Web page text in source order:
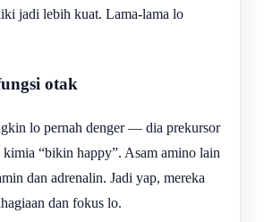
jadi lebih kuat. Lama-lama lo
otak
lo pernah denger — dia prekursor
kimia “bikin happy”. Asam amino lain
dan adrenalin. Jadi yap, mereka
dan fokus lo.